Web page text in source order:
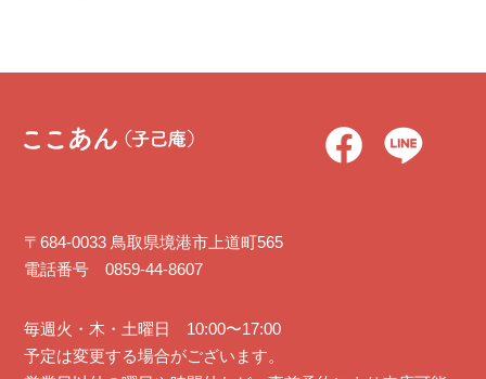
〒684-0033 鳥取県境港市上道町565
電話番号 0859-44-8607
毎週火・木・土曜日 10:00〜17:00
予定は変更する場合がございます。